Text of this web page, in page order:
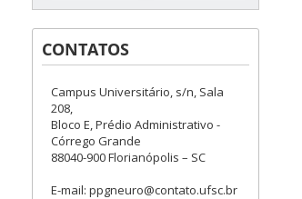
CONTATOS
Campus Universitário, s/n, Sala
208,
Bloco E, Prédio Administrativo -
Córrego Grande
88040-900 Florianópolis – SC
E-mail: ppgneuro@contato.ufsc.br